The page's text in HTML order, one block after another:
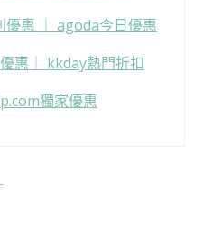
優惠
agoda今日優惠
惠
kkday熱門折扣
獨家優惠